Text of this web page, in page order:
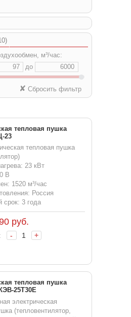
м³/час:
до
✘ Сбросить фильтр
тепловая пушка
23
тепловая пушка
23 кВт
В
1520 м³/час
Россия
срок: 3 года
руб.
- +
тепловая пушка
25T30E
электрическая
(тепловентилятор,